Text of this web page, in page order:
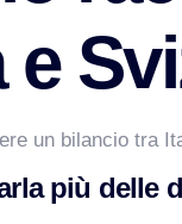
un bilancio tra
più delle